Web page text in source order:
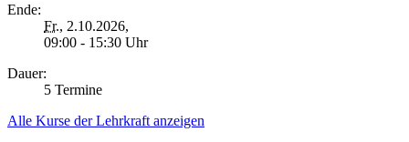
Ende:
Fr., 2.10.2026,
09:00 - 15:30 Uhr
Dauer:
5 Termine
Alle Kurse der Lehrkraft anzeigen